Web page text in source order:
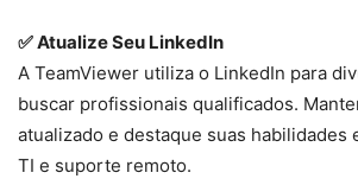
✅ Atualize Seu LinkedIn
A TeamViewer utiliza o LinkedIn para
buscar profissionais qualificados.
atualizado e destaque suas habilidades
TI e suporte remoto.